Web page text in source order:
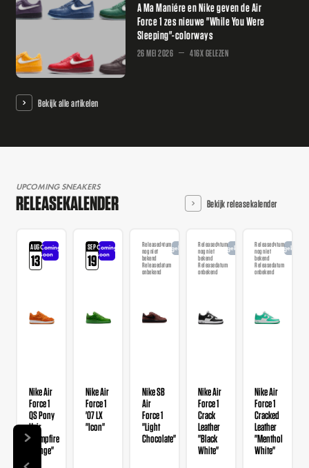
A Ma Maniére en Nike geven de Air
Force 1 zes nieuwe "While You Were
Sleeping"-colorways
26 MEI 2026 416X GELEZEN
Bekijk alle artikelen
UPCOMING SNEAKERS
RELEASEKALENDER Bekijk releasekalender
AUG
13
Coming
soon
Nike Air
Force 1
QS Pony
Hair
"Campfire
Orange"
SEP
19
Coming
soon
Nike Air
Force 1
'07 LX
"Icon"
Releasedatum
nog niet
bekend
Releasedatum
onbekend
Aangekondigd
Nike SB
Air
Force 1
"Light
Chocolate"
Releasedatum
nog niet
bekend
Releasedatum
onbekend
Aangekondigd
Nike Air
Force 1
Crack
Leather
"Black
White"
Releasedatum
nog niet
bekend
Releasedatum
onbekend
Nike Air
Force 1
Cracked
Leather
"Menthol
White"